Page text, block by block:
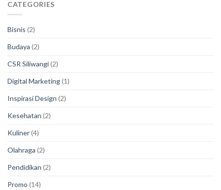
CATEGORIES
Bisnis (2)
Budaya (2)
CSR Siliwangi(2)
Digital Marketing(1)
Inspirasi Design (2)
Kesehatan (2)
Kuliner(4)
Olahraga (2)
Pendidikan (2)
Promo (14)